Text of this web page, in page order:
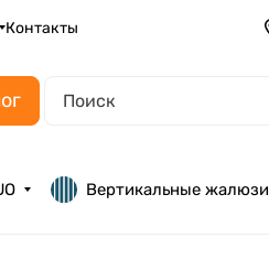
Контакты
Вертикальные жалюзи